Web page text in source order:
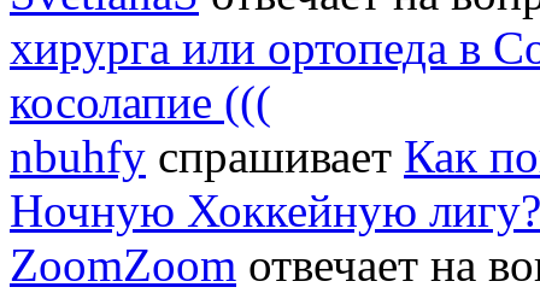
хирурга или ортопеда в
косолапие (((
nbuhfy спрашивает Как
Ночную Хоккейную лигу?
ZoomZoom отвечает на